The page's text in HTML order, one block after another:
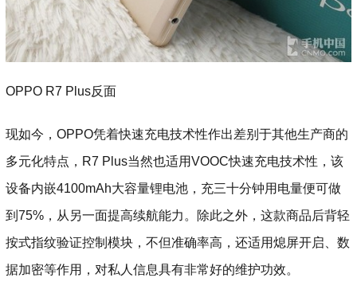
OPPO R7 Plus反面
现如今，OPPO凭着快速充电技术性作出差别于其他生产商的
多元化特点，R7 Plus当然也适用VOOC快速充电技术性，该
设备内嵌4100mAh大容量锂电池，充三十分钟用电量便可做
到75%，从另一面提高续航能力。除此之外，这款商品后背轻
按式指纹验证控制模块，不但准确率高，还适用熄屏开启、数
据加密等作用，对私人信息具有非常好的维护功效。